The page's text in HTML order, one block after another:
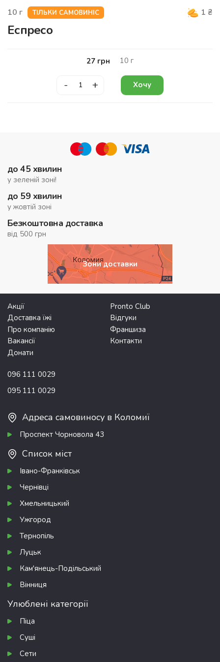
10 г ТІЛЬКИ САМОВИНІС 1 ₴
Еспресо
27 грн 10 г
- + Хочу
до 45 хвилин
у зеленій зоні!
до 59 хвилин
у жовтій зоні
Безкоштовна доставка
від 500 грн
Зони доставки
Акції
Pronto Club
Доставка їжі
Відгуки
Про компанію
Франшиза
Вакансії
Контакти
Донати
096 111 0029
095 111 0029
Адреса самовиносу в Коломиї
Проспект Чорновола 43
Список міст
Івано-Франківськ
Чернівці
Хмельницький
Ужгород
Тернопіль
Луцьк
Кам'янець-Подільський
Вінниця
Улюблені категорії
Піца
Суші
Сети